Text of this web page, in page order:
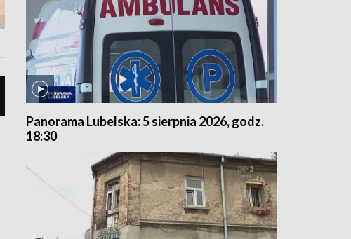
Panorama Lubelska: 5 sierpnia 2026, godz.
18:30